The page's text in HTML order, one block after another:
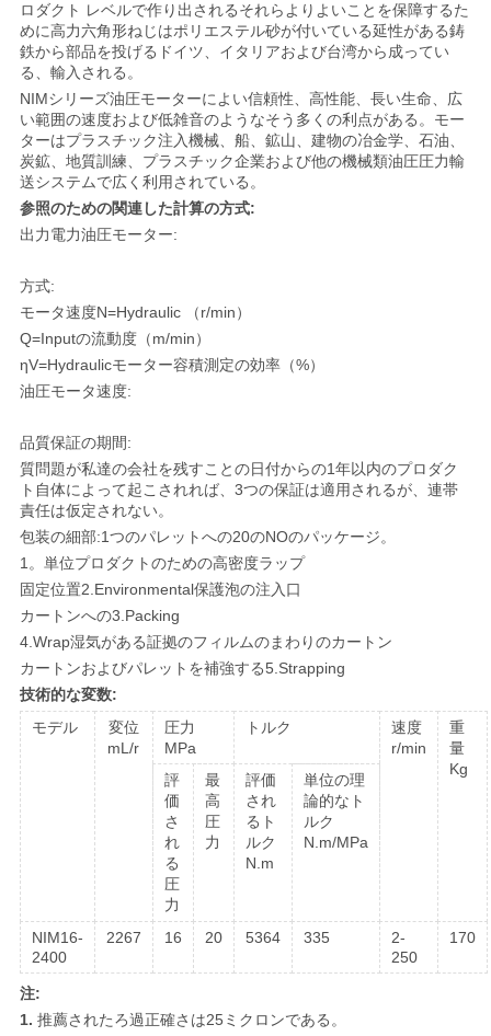
引
用
を
要
求
な
さ
い
地
図
PRIVACY
POLICY
ロダクト レベルで作り出されるそれらよりよいことを保障するた
めに高力六角形ねじはポリエステル砂が付いている延性がある鋳
鉄から部品を投げるドイツ、イタリアおよび台湾から成ってい
る、輸入される。
NIMシリーズ油圧モーターによい信頼性、高性能、長い生命、広
い範囲の速度および低雑音のようなそう多くの利点がある。モー
ターはプラスチック注入機械、船、鉱山、建物の冶金学、石油、
炭鉱、地質訓練、プラスチック企業および他の機械類油圧圧力輸
送システムで広く利用されている。
参照のための関連した計算の方式:
出力電力油圧モーター:
方式:
モータ速度N=Hydraulic （r/min）
Q=Inputの流動度（m/min）
ηV=Hydraulicモーター容積測定の効率（%）
油圧モータ速度:
品質保証の期間:
質問題が私達の会社を残すことの日付からの1年以内のプロダク
ト自体によって起こされれば、3つの保証は適用されるが、連帯
責任は仮定されない。
包装の細部:1つのパレットへの20のNOのパッケージ。
1。単位プロダクトのための高密度ラップ
固定位置2.Environmental保護泡の注入口
カートンへの3.Packing
4.Wrap湿気がある証拠のフィルムのまわりのカートン
カートンおよびパレットを補強する5.Strapping
技術的な変数:
モデル
変位
mL/r
圧力
MPa
トルク
速度
r/min
重
量
Kg
評
価
さ
れ
る
圧
力
最
高
圧
力
評価
され
るト
ルク
N.m
単位の理
論的なト
ルク
N.m/MPa
NIM16-
2400
2267 16 20 5364 335
2-
250
170
注:
1. 推薦されたろ過正確さは25ミクロンである。